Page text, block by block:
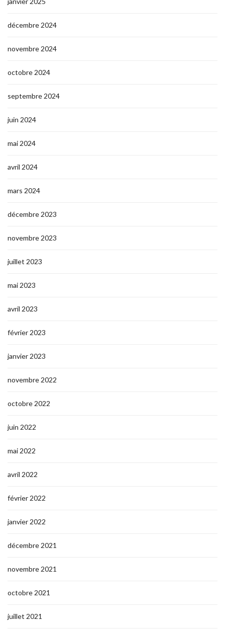
décembre 2024
novembre 2024
octobre 2024
septembre 2024
juin 2024
mai 2024
avril 2024
mars 2024
décembre 2023
novembre 2023
juillet 2023
mai 2023
avril 2023
février 2023
janvier 2023
novembre 2022
octobre 2022
juin 2022
mai 2022
avril 2022
février 2022
janvier 2022
décembre 2021
novembre 2021
octobre 2021
juillet 2021